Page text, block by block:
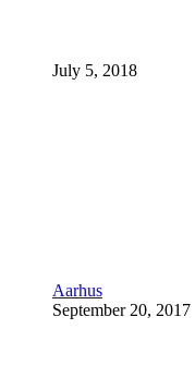
July 5, 2018
Aarhus
September 20, 2017